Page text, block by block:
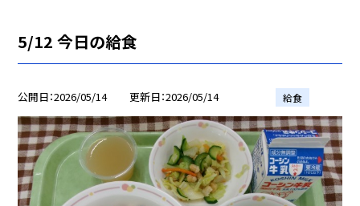
5/12 今日の給食
公開日 2026/05/14 更新日 2026/05/14 給食